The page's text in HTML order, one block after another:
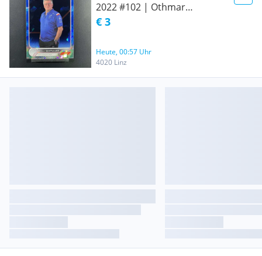
2022 #102 | Othmar
Szafnauer | Formel 1
| Alpine F1 Team
€ 3
Heute, 00:57 Uhr
4020 Linz